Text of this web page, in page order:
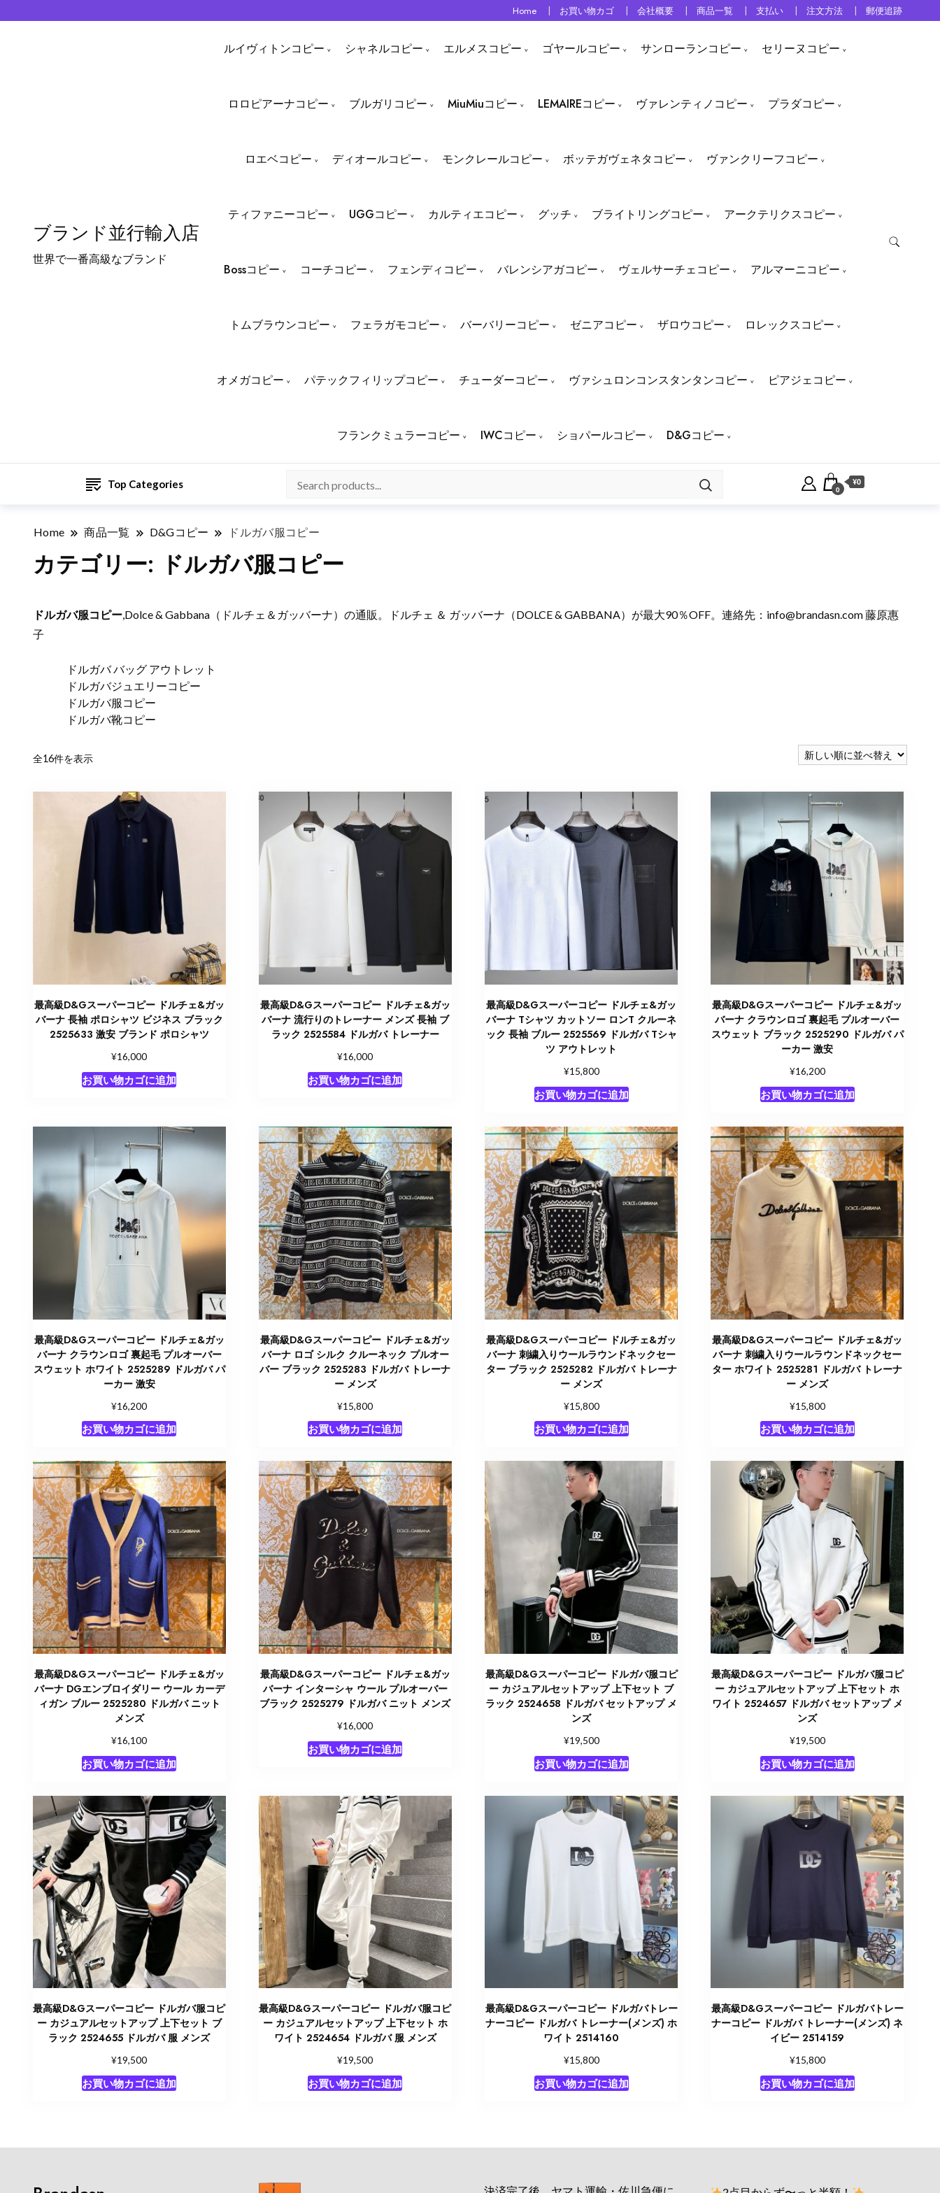
Home お買い物カゴ 会社概要 商品一覧 支払い 注文方法 郵便追跡
ブランド並行輸入店
世界で一番高級なブランド
ルイヴィトンコピー シャネルコピー エルメスコピー ゴヤールコピー サンローランコピー セリーヌコピー
ロロピアーナコピー ブルガリコピー MiuMiuコピー LEMAIREコピー ヴァレンティノコピー プラダコピー
ロエベコピー ディオールコピー モンクレールコピー ボッテガヴェネタコピー ヴァンクリーフコピー
ティファニーコピー UGGコピー カルティエコピー グッチ ブライトリングコピー アークテリクスコピー
Bossコピー コーチコピー フェンディコピー バレンシアガコピー ヴェルサーチェコピー アルマーニコピー
トムブラウンコピー フェラガモコピー バーバリーコピー ゼニアコピー ザロウコピー ロレックスコピー
オメガコピー パテックフィリップコピー チューダーコピー ヴァシュロンコンスタンタンコピー ピアジェコピー
フランクミュラーコピー IWCコピー ショパールコピー D&Gコピー
Top Categories 0
¥0
Home 商品一覧 D&Gコピー ドルガバ服コピー
カテゴリー: ドルガバ服コピー
ドルガバ服コピー,Dolce & Gabbana（ドルチェ＆ガッバーナ）の通販。ドルチェ ＆ ガッバーナ（DOLCE & GABBANA）が最大90％OFF。連絡先： info@brandasn.com藤原惠
子
ドルガバ バッグ アウトレット
ドルガバジュエリーコピー
ドルガバ服コピー
ドルガバ靴コピー
全16件を表示新
い
順
最高級D&Gスーパーコピー ドルチェ&ガッ
バーナ 長袖 ポロシャツ ビジネス ブラック
2525633 激安 ブランド ポロシャツ
¥16,000
お買い物カゴに追加
最高級D&Gスーパーコピー ドルチェ&ガッ
バーナ 流行りのトレーナー メンズ 長袖 ブ
ラック 2525584 ドルガバ トレーナー
¥16,000
お買い物カゴに追加
最高級D&Gスーパーコピー ドルチェ&ガッ
バーナ Tシャツ カットソー ロンT クルーネ
ック 長袖 ブルー 2525569 ドルガバ Tシャ
ツ アウトレット
¥15,800
お買い物カゴに追加
最高級D&Gスーパーコピー ドルチェ&ガッ
バーナ クラウンロゴ 裏起毛 プルオーバー
スウェット ブラック 2525290 ドルガバ パ
ーカー 激安
¥16,200
お買い物カゴに追加
最高級D&Gスーパーコピー ドルチェ&ガッ
バーナ クラウンロゴ 裏起毛 プルオーバー
スウェット ホワイト 2525289 ドルガバ パ
ーカー 激安
¥16,200
お買い物カゴに追加
最高級D&Gスーパーコピー ドルチェ&ガッ
バーナ ロゴ シルク クルーネック プルオー
バー ブラック 2525283 ドルガバ トレーナ
ー メンズ
¥15,800
お買い物カゴに追加
最高級D&Gスーパーコピー ドルチェ&ガッ
バーナ 刺繍入りウールラウンドネックセー
ター ブラック 2525282 ドルガバ トレーナ
ー メンズ
¥15,800
お買い物カゴに追加
最高級D&Gスーパーコピー ドルチェ&ガッ
バーナ 刺繍入りウールラウンドネックセー
ター ホワイト 2525281 ドルガバ トレーナ
ー メンズ
¥15,800
お買い物カゴに追加
最高級D&Gスーパーコピー ドルチェ&ガッ
バーナ DGエンブロイダリー ウール カーデ
ィガン ブルー 2525280 ドルガバ ニット
メンズ
¥16,100
お買い物カゴに追加
最高級D&Gスーパーコピー ドルチェ&ガッ
バーナ インターシャ ウール プルオーバー
ブラック 2525279 ドルガバ ニット メンズ
¥16,000
お買い物カゴに追加
最高級D&Gスーパーコピー ドルガバ服コピ
ー カジュアルセットアップ 上下セット ブ
ラック 2524658 ドルガバ セットアップ メ
ンズ
¥19,500
お買い物カゴに追加
最高級D&Gスーパーコピー ドルガバ服コピ
ー カジュアルセットアップ 上下セット ホ
ワイト 2524657 ドルガバ セットアップ メ
ンズ
¥19,500
お買い物カゴに追加
最高級D&Gスーパーコピー ドルガバ服コピ
ー カジュアルセットアップ 上下セット ブ
ラック 2524655 ドルガバ 服 メンズ
¥19,500
お買い物カゴに追加
最高級D&Gスーパーコピー ドルガバ服コピ
ー カジュアルセットアップ 上下セット ホ
ワイト 2524654 ドルガバ 服 メンズ
¥19,500
お買い物カゴに追加
最高級D&Gスーパーコピー ドルガバトレー
ナーコピー ドルガバ トレーナー(メンズ) ホ
ワイト 2514160
¥15,800
お買い物カゴに追加
最高級D&Gスーパーコピー ドルガバトレー
ナーコピー ドルガバ トレーナー(メンズ) ネ
イビー 2514159
¥15,800
お買い物カゴに追加